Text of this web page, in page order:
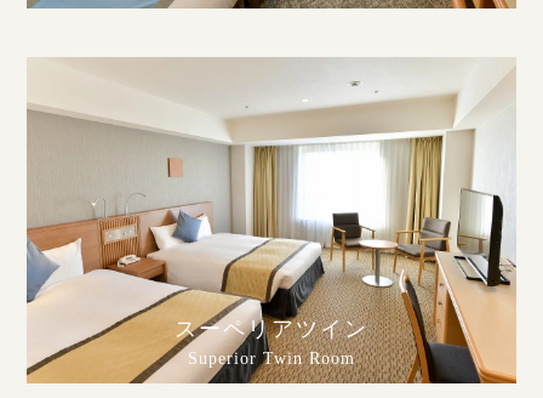
スーペリアツイン
Superior Twin Room